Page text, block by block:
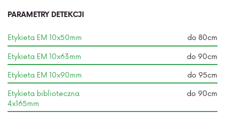
PARAMETRY DETEKCJI
Etykieta EM 10x50mm
do 80cm
Etykieta EM 10x63mm
do 90cm
Etykieta EM 10x90mm
do 95cm
Etykieta biblioteczna
4x165mm
do 90cm